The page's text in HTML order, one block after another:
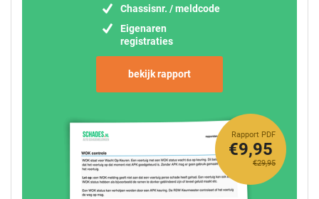
Chassisnr. / meldcode
Eigenaren
registraties
bekijk rapport
Rapport PDF
€29,95
€9,95